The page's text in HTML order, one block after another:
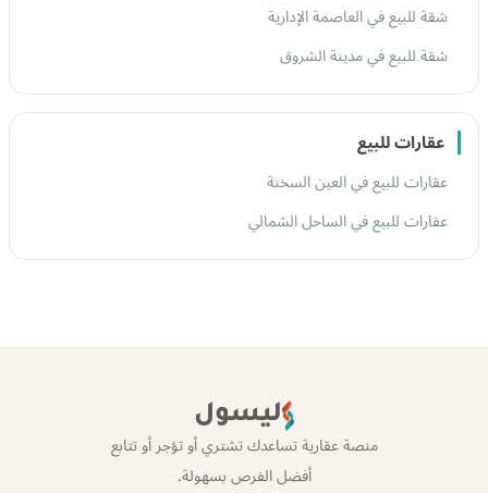
شقة للبيع في العاصمة الإدارية
شقة للبيع في مدينة الشروق
عقارات للبيع
عقارات للبيع في العين السخنة
عقارات للبيع في الساحل الشمالي
ليسول
منصة عقارية تساعدك تشتري أو تؤجر أو تتابع
أفضل الفرص بسهولة.